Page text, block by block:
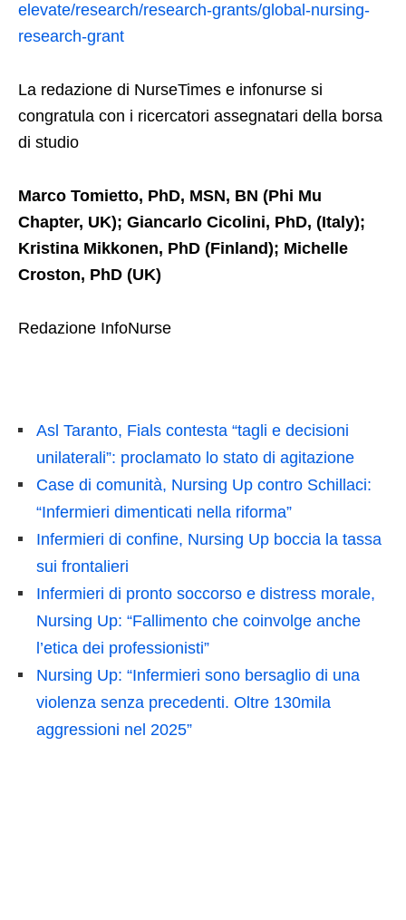
elevate/research/research-grants/global-nursing-
research-grant
La redazione di NurseTimes e infonurse si
congratula con i ricercatori assegnatari della borsa
di studio
Marco Tomietto, PhD, MSN, BN (Phi Mu
Chapter, UK); Giancarlo Cicolini, PhD, (Italy);
Kristina Mikkonen, PhD (Finland); Michelle
Croston, PhD (UK)
Redazione InfoNurse
Asl Taranto, Fials contesta “tagli e decisioni
unilaterali”: proclamato lo stato di agitazione
Case di comunità, Nursing Up contro Schillaci:
“Infermieri dimenticati nella riforma”
Infermieri di confine, Nursing Up boccia la tassa
sui frontalieri
Infermieri di pronto soccorso e distress morale,
Nursing Up: “Fallimento che coinvolge anche
l’etica dei professionisti”
Nursing Up: “Infermieri sono bersaglio di una
violenza senza precedenti. Oltre 130mila
aggressioni nel 2025”